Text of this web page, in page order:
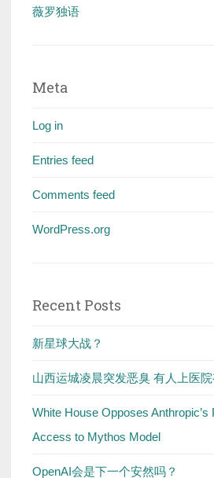
薇罗独语
Meta
Log in
Entries feed
Comments feed
WordPress.org
Recent Posts
新星球大战？
山西运城凌晨突发恶臭 有人上医
White House Opposes Anthropic’s
Access to Mythos Model
OpenAI会是下一个安然吗？